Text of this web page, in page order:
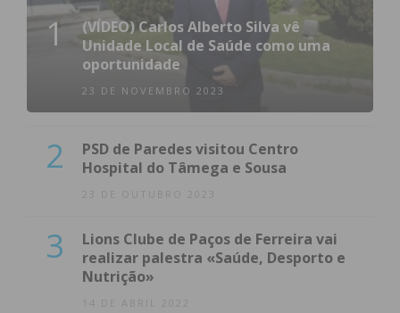
1
(VÍDEO) Carlos Alberto Silva vê
Unidade Local de Saúde como uma
oportunidade
23 DE NOVEMBRO 2023
2
PSD de Paredes visitou Centro
Hospital do Tâmega e Sousa
23 DE OUTUBRO 2023
3
Lions Clube de Paços de Ferreira vai
realizar palestra «Saúde, Desporto e
Nutrição»
14 DE ABRIL 2022